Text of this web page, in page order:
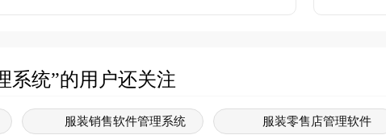
系统”的用户还关注
服装销售软件管理系统 服装零售店管理软件